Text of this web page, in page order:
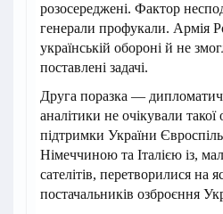
розосереджені. Фактор
генерали профукали. Армія
українській обороні й не
поставлені задачі.
Друга поразка —
аналітики не очікували такої
підтримки України
Німеччиною та Італією із,
сателітів, перетворилися на
постачальників озброєння